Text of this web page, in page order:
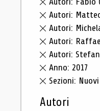
Autori:
Autori:
Autori:
Autori:
Anno: 2017
Sezioni:
Autori